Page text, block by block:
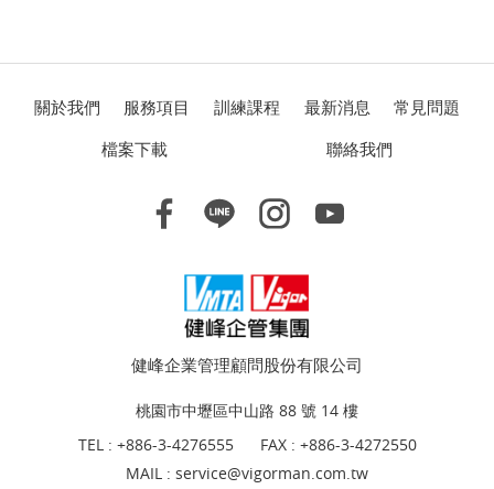
關於我們 服務項目 訓練課程 最新消息
常見問題
檔案下載
聯絡我們
健峰企業管理顧問股份有限公司
桃園市中壢區中山路 88 號 14 樓
TEL : +886-3-4276555
FAX : +886-3-4272550
MAIL : service@vigorman.com.tw